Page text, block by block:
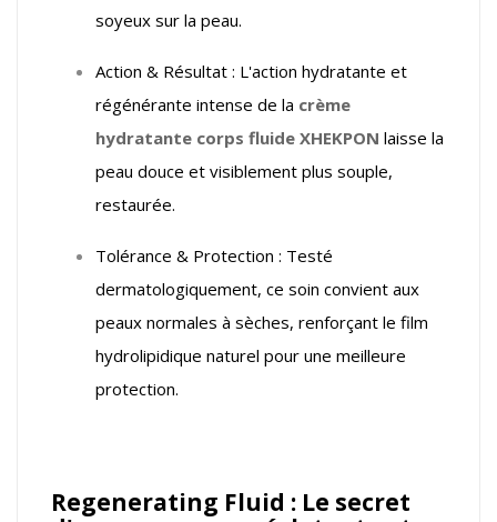
soyeux sur la peau.
Action & Résultat : L'action hydratante et
régénérante intense de la crème
hydratante corps fluide XHEKPON laisse la
peau douce et visiblement plus souple,
restaurée.
Tolérance & Protection : Testé
dermatologiquement, ce soin convient aux
peaux normales à sèches, renforçant le film
hydrolipidique naturel pour une meilleure
protection.
Regenerating Fluid : Le secret